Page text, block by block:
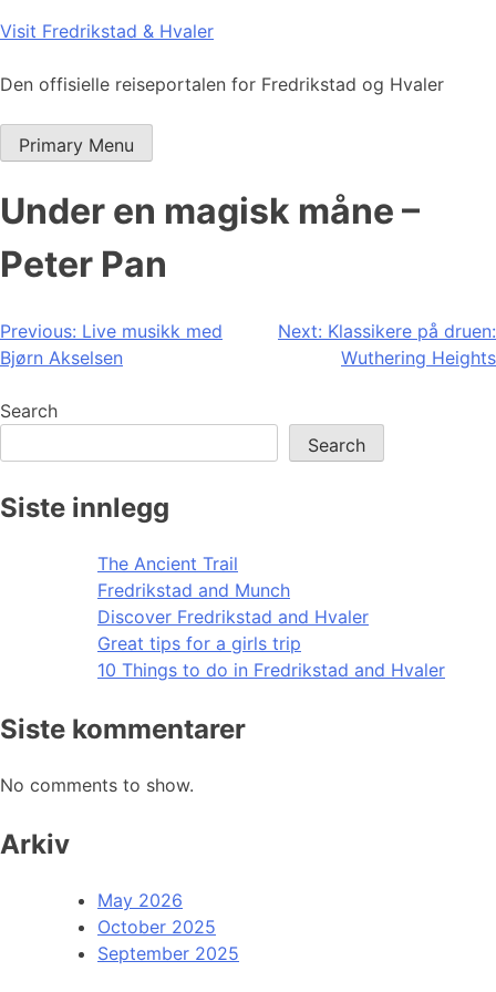
Skip
content
Visit Fredrikstad & Hvaler
Den offisielle reiseportalen for Fredrikstad og Hvaler
Primary Menu
Under en magisk måne –
Peter Pan
Post
navigation
Previous: Live musikk med
Bjørn Akselsen
Next: Klassikere på druen:
Wuthering Heights
Search
Search
Siste innlegg
The Ancient Trail
Fredrikstad and Munch
Discover Fredrikstad and Hvaler
Great tips for a girls trip
10 Things to do in Fredrikstad and Hvaler
Siste kommentarer
No comments to show.
Arkiv
May 2026
October 2025
September 2025